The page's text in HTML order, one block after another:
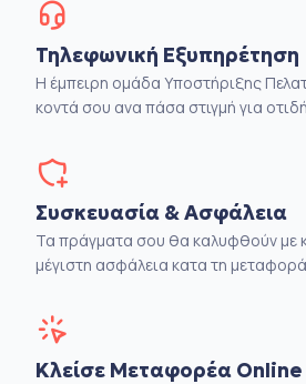
Τηλεφωνική Εξυπηρέτηση
Η έμπειρη ομάδα Υποστήριξης
κοντά σου ανα πάσα στιγμή για
Συσκευασία & Ασφάλεια
Τα πράγματα σου θα καλυφθούν με
μέγιστη ασφάλεια κατα τη
Κλείσε Μεταφορέα Online